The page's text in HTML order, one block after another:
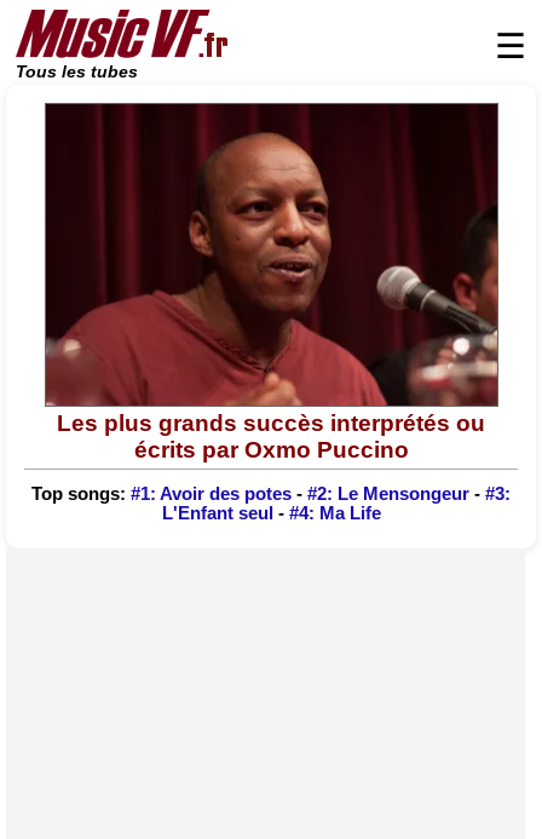
Tous les tubes
☰
Les plus grands succès interprétés ou
écrits par Oxmo Puccino
Top songs: #1: Avoir des potes - #2: Le Mensongeur - #3:
L'Enfant seul - #4: Ma Life